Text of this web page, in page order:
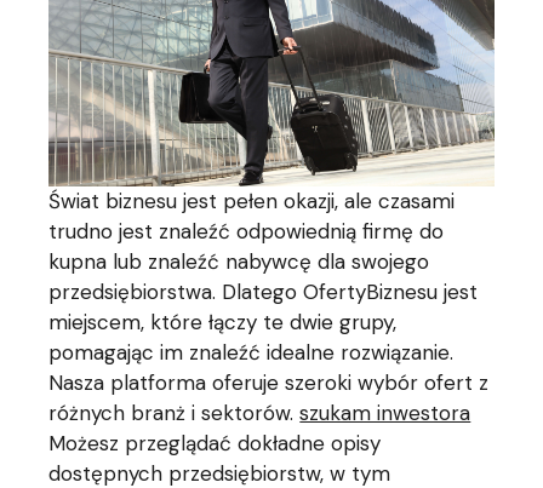
Świat biznesu jest pełen okazji, ale czasami
trudno jest znaleźć odpowiednią firmę do
kupna lub znaleźć nabywcę dla swojego
przedsiębiorstwa. Dlatego OfertyBiznesu jest
miejscem, które łączy te dwie grupy,
pomagając im znaleźć idealne rozwiązanie.
Nasza platforma oferuje szeroki wybór ofert z
różnych branż i sektorów.szukam inwestora
Możesz przeglądać dokładne opisy
dostępnych przedsiębiorstw, w tym